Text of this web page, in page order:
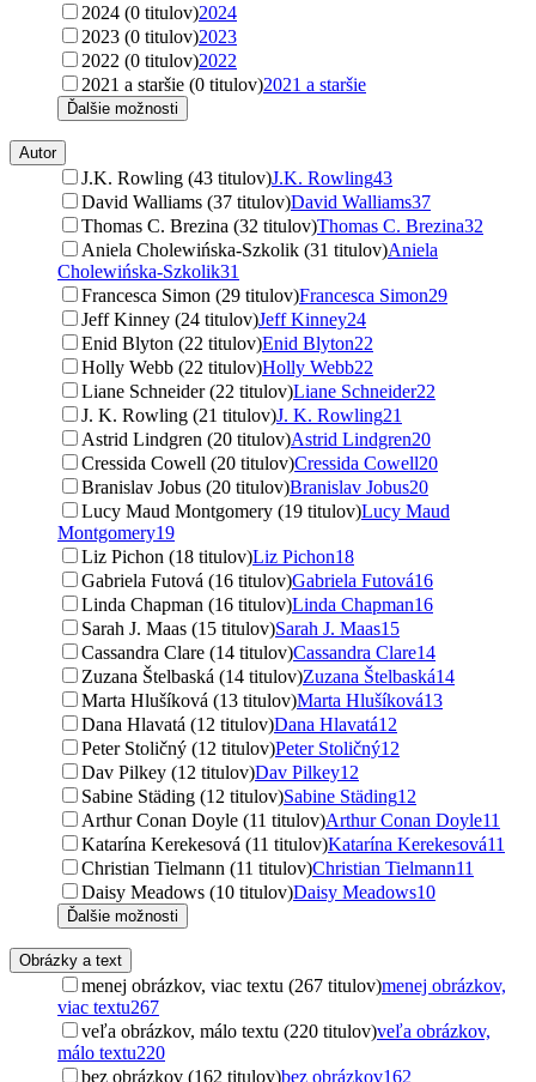
2024 (0 titulov)2024
2023 (0 titulov)2023
2022 (0 titulov)2022
2021 a staršie (0 titulov)2021 a staršie
Ďalšie možnosti
Autor
J.K. Rowling (43 titulov)J.K. Rowling43
David Walliams (37 titulov)David Walliams37
Thomas C. Brezina (32 titulov)Thomas C. Brezina32
Aniela Cholewińska-Szkolik (31 titulov)Aniela
Cholewińska-Szkolik31
Francesca Simon (29 titulov)Francesca Simon29
Jeff Kinney (24 titulov)Jeff Kinney24
Enid Blyton (22 titulov)Enid Blyton22
Holly Webb (22 titulov)Holly Webb22
Liane Schneider (22 titulov)Liane Schneider22
J. K. Rowling (21 titulov)J. K. Rowling21
Astrid Lindgren (20 titulov)Astrid Lindgren20
Cressida Cowell (20 titulov)Cressida Cowell20
Branislav Jobus (20 titulov)Branislav Jobus20
Lucy Maud Montgomery (19 titulov)Lucy Maud
Montgomery19
Liz Pichon (18 titulov)Liz Pichon18
Gabriela Futová (16 titulov)Gabriela Futová16
Linda Chapman (16 titulov)Linda Chapman16
Sarah J. Maas (15 titulov)Sarah J. Maas15
Cassandra Clare (14 titulov)Cassandra Clare14
Zuzana Štelbaská (14 titulov)Zuzana Štelbaská14
Marta Hlušíková (13 titulov)Marta Hlušíková13
Dana Hlavatá (12 titulov)Dana Hlavatá12
Peter Stoličný (12 titulov)Peter Stoličný12
Dav Pilkey (12 titulov)Dav Pilkey12
Sabine Städing (12 titulov)Sabine Städing12
Arthur Conan Doyle (11 titulov)Arthur Conan Doyle11
Katarína Kerekesová (11 titulov)Katarína Kerekesová11
Christian Tielmann (11 titulov)Christian Tielmann11
Daisy Meadows (10 titulov)Daisy Meadows10
Ďalšie možnosti
Obrázky a text
menej obrázkov, viac textu (267 titulov)menej obrázkov,
viac textu267
veľa obrázkov, málo textu (220 titulov)veľa obrázkov,
málo textu220
bez obrázkov (162 titulov)bez obrázkov162